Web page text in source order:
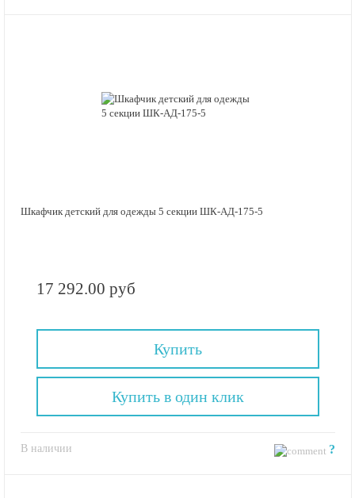
Шкафчик детский для одежды 5 секции ШК-АД-175-5
17 292.00 руб
Купить
В наличии ?
Купить в один клик